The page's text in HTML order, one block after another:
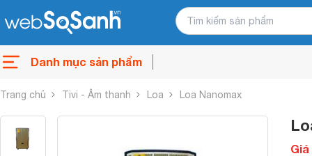
Danh mục sản phẩm
Trang chủ Tivi - Âm thanh Loa Loa Nanomax
Giá